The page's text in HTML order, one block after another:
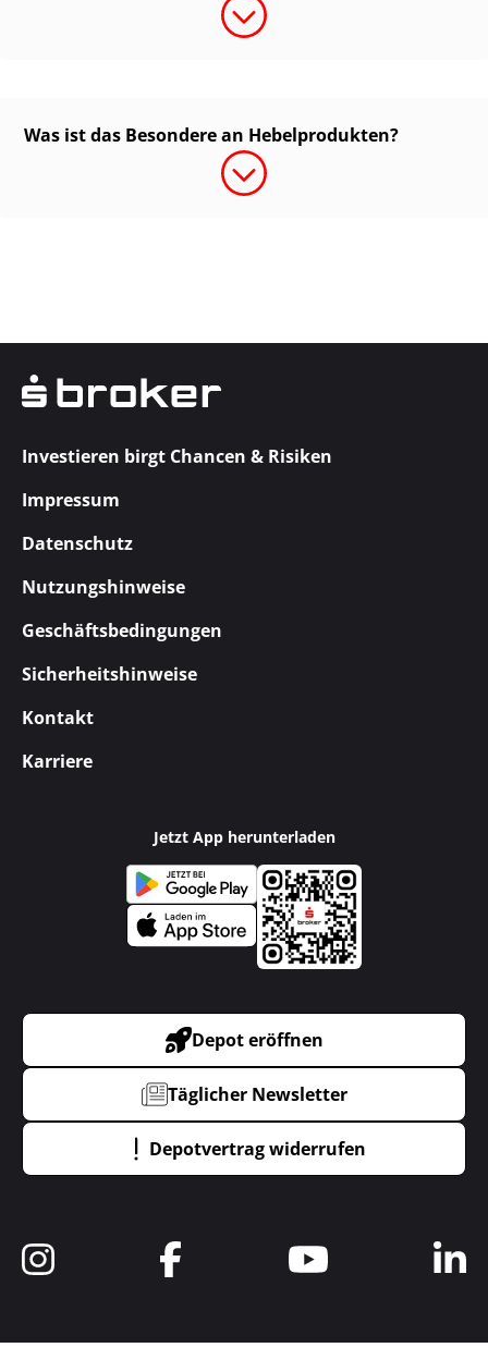
Was ist das Besondere an Hebelprodukten?
Investieren birgt Chancen & Risiken
Impressum
Datenschutz
Nutzungshinweise
Geschäftsbedingungen
Sicherheitshinweise
Kontakt
Karriere
Jetzt App herunterladen
Depot eröffnen
Täglicher Newsletter
Depotvertrag widerrufen